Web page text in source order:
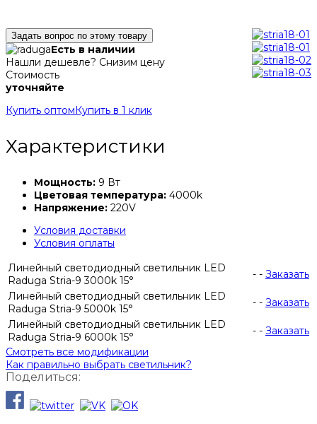
Задать вопрос по этому товару
Есть в наличии
Нашли дешевле? Снизим цену
Стоимость
уточняйте
Купить оптом Купить в 1 клик
Характеристики
Мощность: 9 Вт
Цветовая температура: 4000k
Напряжение: 220V
Условия доставки
Условия оплаты
Линейный светодиодный светильник LED
Raduga Stria-9 3000k 15°
- - Заказать
Линейный светодиодный светильник LED
Raduga Stria-9 5000k 15°
- - Заказать
Линейный светодиодный светильник LED
Raduga Stria-9 6000k 15°
- - Заказать
Смотреть все модификации
Как правильно выбрать светильник?
Поделиться: